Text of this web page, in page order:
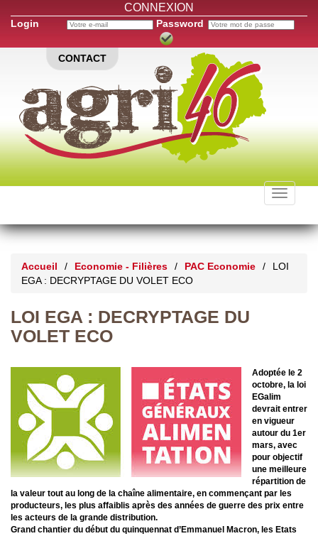
CONNEXION
Login Password
CONTACT
Toggle
Accueil / Economie - Filières / PAC Economie /
LOI
EGA : DECRYPTAGE DU VOLET ECO
LOI EGA : DECRYPTAGE DU
VOLET ECO
Adoptée le 2
octobre, la loi
EGalim
devrait entrer
en vigueur
autour du 1er
mars, avec
pour objectif
une meilleure
répartition de
la valeur tout au long de la chaîne alimentaire, en commençant par les
producteurs, les plus affaiblis après des années de guerre des prix entre
les acteurs de la grande distribution.
Grand chantier du début du quinquennat d’Emmanuel Macron, les Etats